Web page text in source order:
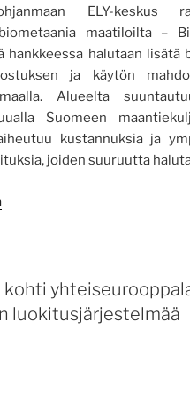
ELY-keskus
maatiloilta –
hankkeessa halutaan lisätä
ja käytön
Alueelta
Suomeen
kustannuksia ja
joiden suuruutta
”Biokaasulla
hiilijalanjälkeä
maantiekuljetuksiin”
kohti
luokitusjärjestelmää